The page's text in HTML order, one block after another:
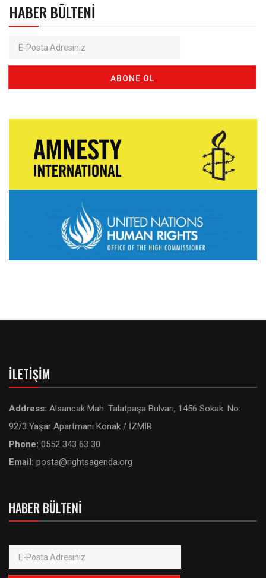
HABER BÜLTENI
İLETIŞIM
Address: Alsancak Mah. Talatpaşa Bulvarı, 1456 Sokak. No:
92/3 Yaşar Apartmanı Konak / İZMİR
Phone: 0552 343 63 30
Email: posta@rightsagenda.org
HABER BÜLTENI